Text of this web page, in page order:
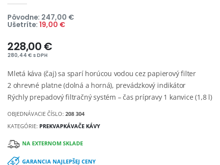
Pôvodne: 247,00 €
Ušetríte: 19,00 €
228,00 €
280,44 € s DPH
Mletá káva (čaj) sa sparí horúcou vodou cez papierový filter
2 ohrevné platne (dolná a horná), prevádzkový indikátor
Rýchly prepadový filtračný systém – čas prípravy 1 kanvice (1,8 l)
OBJEDNÁVACIE ČÍSLO:208 304
KATEGÓRIE: PREKVAPKÁVAČE KÁVY
NA EXTERNOM SKLADE
GARANCIA NAJLEPŠEJ CENY